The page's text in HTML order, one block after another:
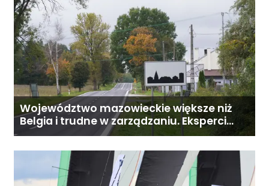
Województwo mazowieckie większe niż
Belgia i trudne w zarządzaniu. Eksperci
proponują podział centralnej Polski